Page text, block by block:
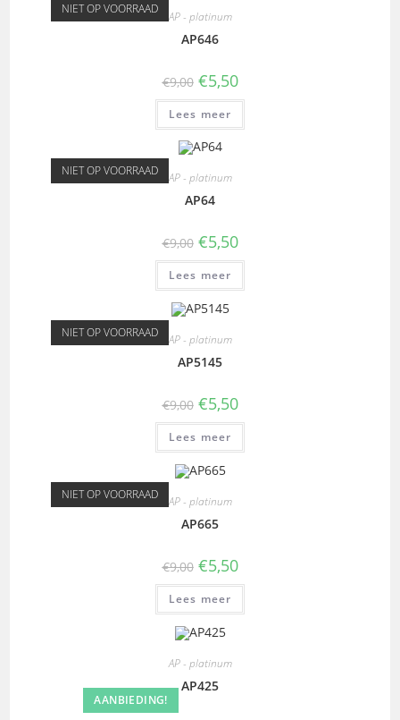
NIET OP VOORRAAD AP - platinum
AP646
€9,00 €5,50
Lees meer
NIET OP VOORRAAD AP - platinum
AP64
€9,00 €5,50
Lees meer
NIET OP VOORRAAD AP - platinum
AP5145
€9,00 €5,50
Lees meer
NIET OP VOORRAAD AP - platinum
AP665
€9,00 €5,50
Lees meer
AANBIEDING!
AP - platinum
AP425